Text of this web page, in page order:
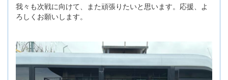
我々も次戦に向けて、また頑張りたいと思います。応援、よ
ろしくお願いします。